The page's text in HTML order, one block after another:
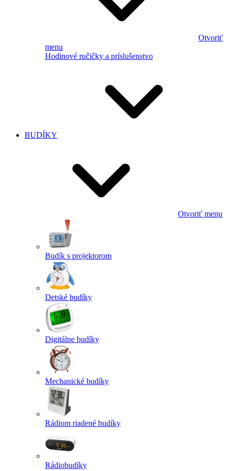
Otvoriť
menu
Hodinové ručičky a príslušenstvo
BUDÍKY
Otvoriť menu
Budík s projektorom
Detské budíky
Digitálne budíky
Mechanické budíky
Rádiom riadené budíky
Rádiobudíky